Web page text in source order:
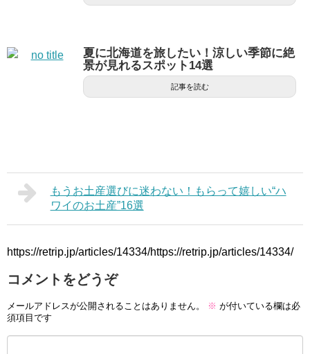
夏に北海道を旅したい！涼しい季節に絶
景が見れるスポット14選
記事を読む
もうお土産選びに迷わない！もらって嬉しい“ハ
ワイのお土産”16選
https://retrip.jp/articles/14334/https://retrip.jp/articles/14334/
コメントをどうぞ
メールアドレスが公開されることはありません。 ※ が付いている欄は必
須項目です